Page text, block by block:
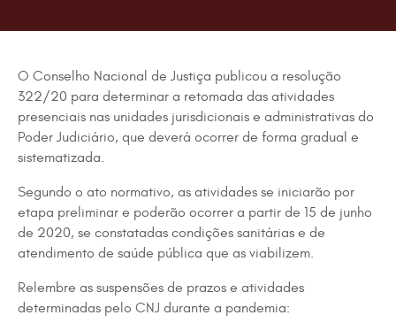
O Conselho Nacional de Justiça publicou a resolução
322/20 para determinar a retomada das atividades
presenciais nas unidades jurisdicionais e administrativas do
Poder Judiciário, que deverá ocorrer de forma gradual e
sistematizada.
Segundo o ato normativo, as atividades se iniciarão por
etapa preliminar e poderão ocorrer a partir de 15 de junho
de 2020, se constatadas condições sanitárias e de
atendimento de saúde pública que as viabilizem.
Relembre as suspensões de prazos e atividades
determinadas pelo CNJ durante a pandemia: